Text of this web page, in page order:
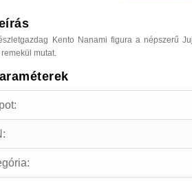
Kento Nanami figura a népszerű
mutat.